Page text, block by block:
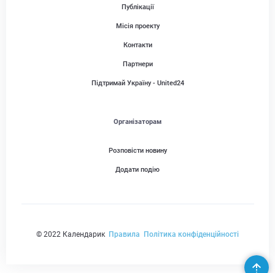
Публікації
Місія проекту
Контакти
Партнери
Підтримай Україну - United24
Організаторам
Розповісти новину
Додати подію
© 2022 Календарик Правила Політика конфіденційності